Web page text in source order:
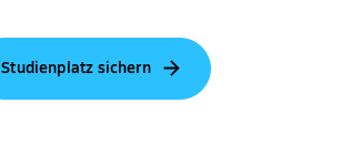
Studienplatz sichern